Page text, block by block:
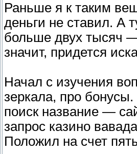
Раньше я к таким
деньги не ставил. А
больше двух тысяч —
значит, придется
Начал с изучения
зеркала, про
поиск название —
запрос казино
Положил на счет